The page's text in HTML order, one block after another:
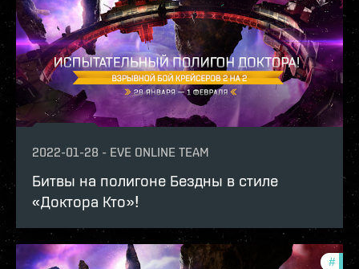
2022-01-28 - EVE ONLINE TEAM
Битвы на полигоне Бездны в стиле
«Доктора Кто»!
#